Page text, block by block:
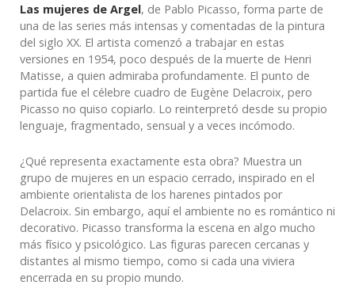
Las mujeres de Argel, de Pablo Picasso, forma parte de
una de las series más intensas y comentadas de la pintura
del siglo XX. El artista comenzó a trabajar en estas
versiones en 1954, poco después de la muerte de Henri
Matisse, a quien admiraba profundamente. El punto de
partida fue el célebre cuadro de Eugène Delacroix, pero
Picasso no quiso copiarlo. Lo reinterpretó desde su propio
lenguaje, fragmentado, sensual y a veces incómodo.
¿Qué representa exactamente esta obra? Muestra un
grupo de mujeres en un espacio cerrado, inspirado en el
ambiente orientalista de los harenes pintados por
Delacroix. Sin embargo, aquí el ambiente no es romántico ni
decorativo. Picasso transforma la escena en algo mucho
más físico y psicológico. Las figuras parecen cercanas y
distantes al mismo tiempo, como si cada una viviera
encerrada en su propio mundo.